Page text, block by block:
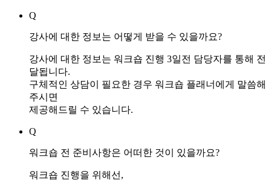
Q
강사에 대한 정보는 어떻게 받을 수 있을까요?
강사에 대한 정보는 워크숍 진행 3일전 담당자를 통해 전
달됩니다.
구체적인 상담이 필요한 경우 워크숍 플래너에게 말씀해
주시면
제공해드릴 수 있습니다.
Q
워크숍 전 준비사항은 어떠한 것이 있을까요?
워크숍 진행을 위해선,